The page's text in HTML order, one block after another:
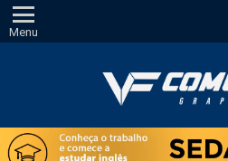
Menu